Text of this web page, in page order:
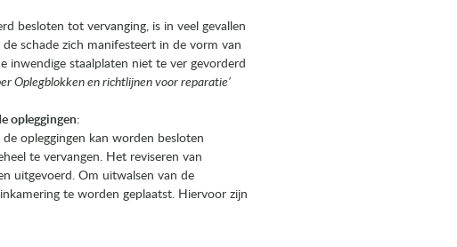
besloten tot vervanging, is in veel gevallen
schade zich manifesteert in de vorm van
inwendige staalplaten niet te ver gevorderd
Oplegblokken en richtlijnen voor reparatie’
opleggingen:
opleggingen kan worden besloten
te vervangen. Het reviseren van
uitgevoerd. Om uitwalsen van de
te worden geplaatst. Hiervoor zijn